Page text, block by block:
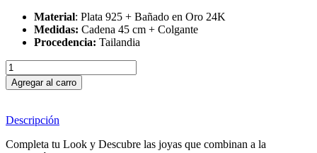
Material: Plata 925 + Bañado en Oro 24K
Medidas: Cadena 45 cm + Colgante
Procedencia: Tailandia
Agregar al carro
Descripción
Completa tu Look y Descubre las joyas que combinan a la